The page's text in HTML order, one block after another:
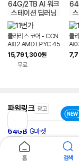
클라리스 코어 - CCN
AI02 AMD EPYC 45
85PX_블랙웰5000_
RAM 64G/2TB AI
워크스테이션 딥러닝
15,791,300원
무료
클
워
파워링크 광고
64GB G마켓
http://
64GB 쇼핑에 집중! 최대 5%
G마켓베스트 슈퍼딜특가
전
페
이
지
NEW
홈 검색